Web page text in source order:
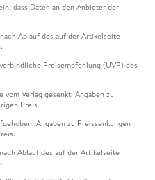
dass Daten an den Anbieter der
Ablauf des auf der Artikelseite
Preisempfehlung (UVP) des
Verlag gesenkt. Angaben zu
Preis.
Angaben zu Preissenkungen
Ablauf des auf der Artikelseite